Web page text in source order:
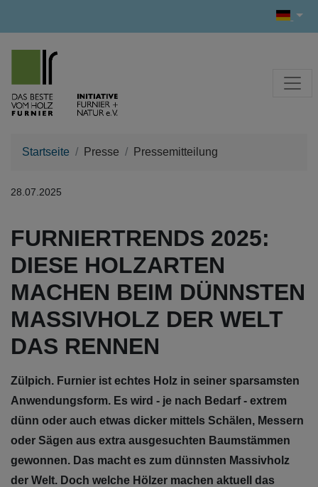
Startseite Presse Pressemitteilung
28.07.2025
FURNIERTRENDS 2025:
DIESE HOLZARTEN
MACHEN BEIM DÜNNSTEN
MASSIVHOLZ DER WELT
DAS RENNEN
Zülpich. Furnier ist echtes Holz in seiner sparsamsten
Anwendungsform. Es wird - je nach Bedarf - extrem
dünn oder auch etwas dicker mittels Schälen, Messern
oder Sägen aus extra ausgesuchten Baumstämmen
gewonnen. Das macht es zum dünnsten Massivholz
der Welt. Doch welche Hölzer machen aktuell das